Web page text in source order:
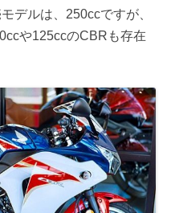
デルは、250ccですが、
や125ccのCBRも存在